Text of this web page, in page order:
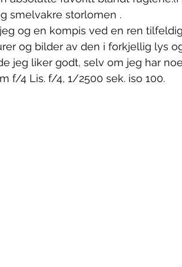
smelvakre storlomen .
og en kompis ved en ren
og bilder av den i forkjellig lys
jeg liker godt, selv om jeg har
f/4 Lis. f/4, 1/2500 sek. iso 100.